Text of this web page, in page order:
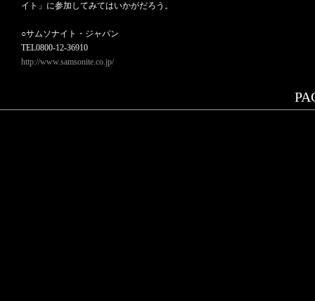
イト」に参加してみてはいかがだろう。
○サムソナイト・ジャパン
TEL0800-12-36910
http://www.samsonite.co.jp/